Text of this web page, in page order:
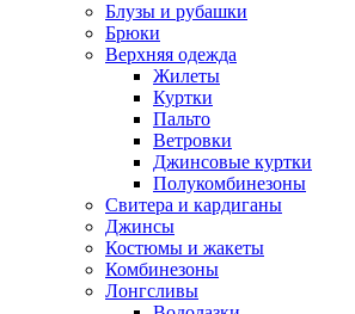
Блузы и рубашки
Брюки
Верхняя одежда
Жилеты
Куртки
Пальто
Ветровки
Джинсовые куртки
Полукомбинезоны
Свитера и кардиганы
Джинсы
Костюмы и жакеты
Комбинезоны
Лонгсливы